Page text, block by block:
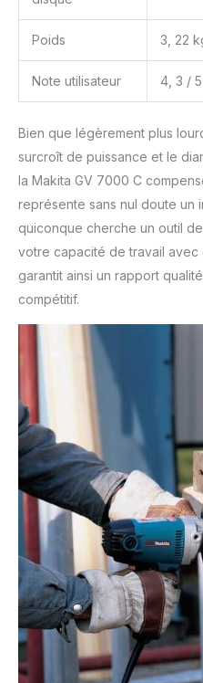
Poids 3, 22
Note utilisateur 4, 3 /
Bien que légèrement plus
surcroît de puissance et le
la Makita GV 7000 C
représente sans nul doute un
quiconque cherche un outil
votre capacité de travail avec
garantit ainsi un rapport
compétitif.